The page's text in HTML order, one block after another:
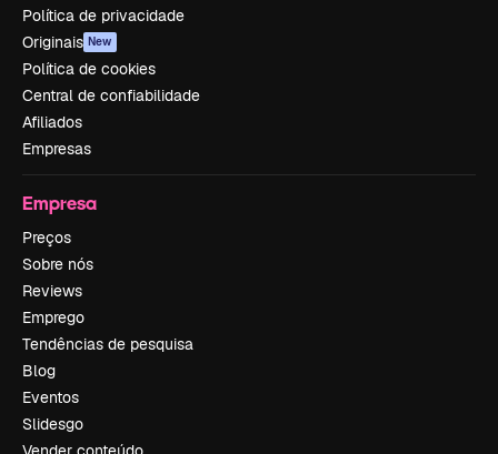
Política de privacidade
Originais New
Política de cookies
Central de confiabilidade
Afiliados
Empresas
Empresa
Preços
Sobre nós
Reviews
Emprego
Tendências de pesquisa
Blog
Eventos
Slidesgo